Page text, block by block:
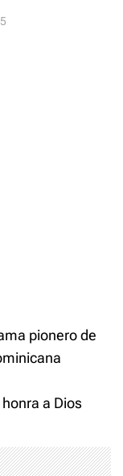
pionero de
a Dios